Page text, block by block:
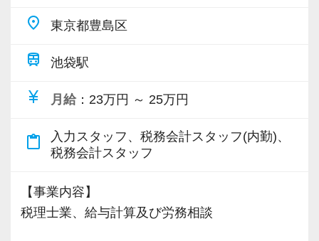
している方が多いです。
年会費を事務所が負担します。
【最後に】
法とコンサルティング、事務所経営について学
お客様の笑顔にふれながら自分自身の成長を
感じることができる、やりがいのある職場で
・無駄な連絡(遅刻、欠勤時の時の電話連絡など
⇒チャットで十分)
・無駄な気配り(周りが帰らないから帰りづらい
全部やめる」いうほうが圧倒的に楽で簡単で
そして無駄を排除した後に残った業務のみを必
要業務と定義し、これを効率化するためにシス
【スタッフ一覧】
トラブルや揉め事を回避するためにスタッフの
・温厚で優しく、話しやすい人しかいません(事
・9割が未経験者で先輩と言えどもレベル差は感
・全員真面目に仕事に取り組んでいます
ました。
弊社の業態ではクライアントが増えた際の利益
へのインパクトが大きいため今後も更なるベー
スアップを行う予定です。
弊社の尋常ならぬ生産性の高さは、徹底的した
サプライチェーンマネジメントにより実現して
資料の回収から申告書の提出までの過程をデジ
タルデータでシームレスに繋げ、これに会計シ
place 東京都豊島区
train 池袋駅
currency_yen 月給 ：23万円 ～ 25万円
content_paste
入力スタッフ、税務会計スタッフ(内勤)、
税務会計スタッフ
【事業内容】
税理士業、給与計算及び労務相談